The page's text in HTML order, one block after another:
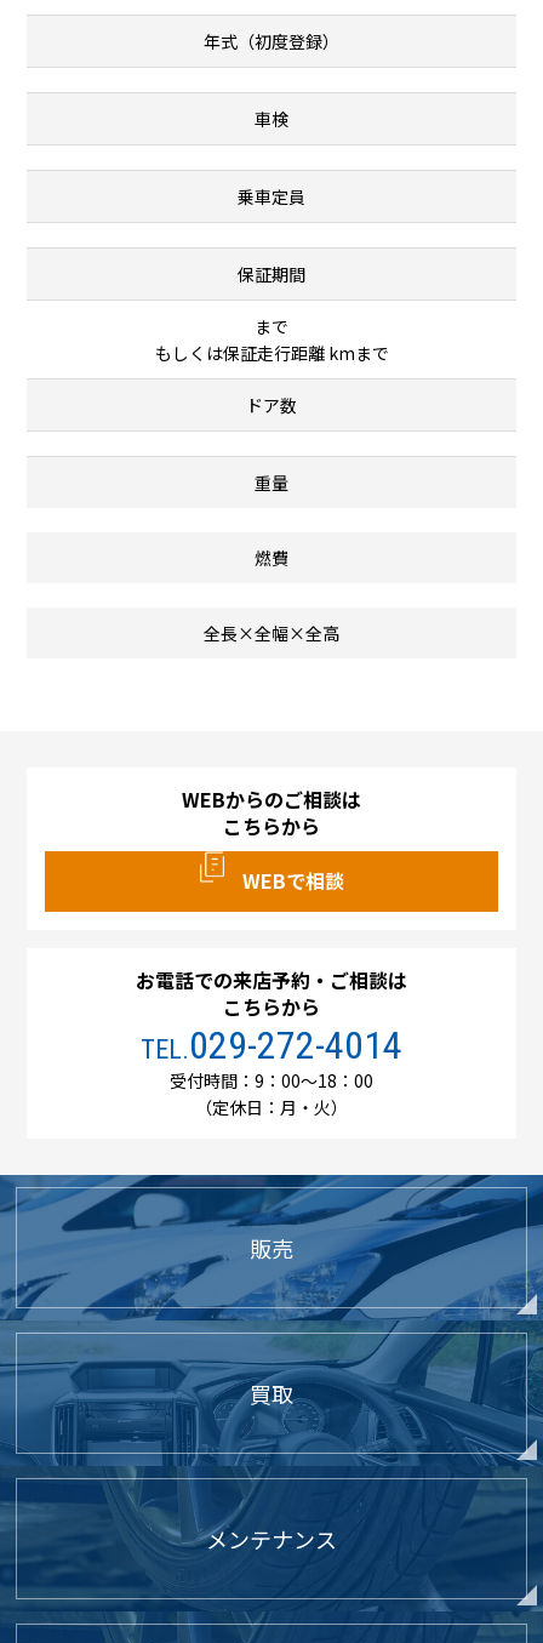
年式（初度登録）
車検
乗車定員
保証期間
まで
もしくは保証走行距離 kmまで
ドア数
重量
燃費
全長×全幅×全高
WEBからのご相談は
こちらから
WEBで相談
お電話での来店予約・ご相談は
こちらから
TEL.029-272-4014
受付時間：9：00～18：00
（定休日：月・火）
販売
買取
メンテナンス